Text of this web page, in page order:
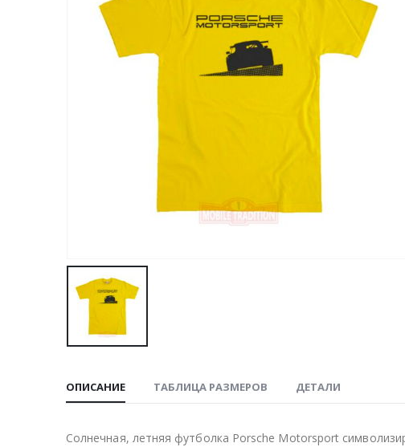
ОПИСАНИЕ ТАБЛИЦА РАЗМЕРОВ ДЕТАЛИ
Солнечная, летняя футболка Porsche Motorsport